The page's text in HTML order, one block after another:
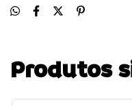
Produtos